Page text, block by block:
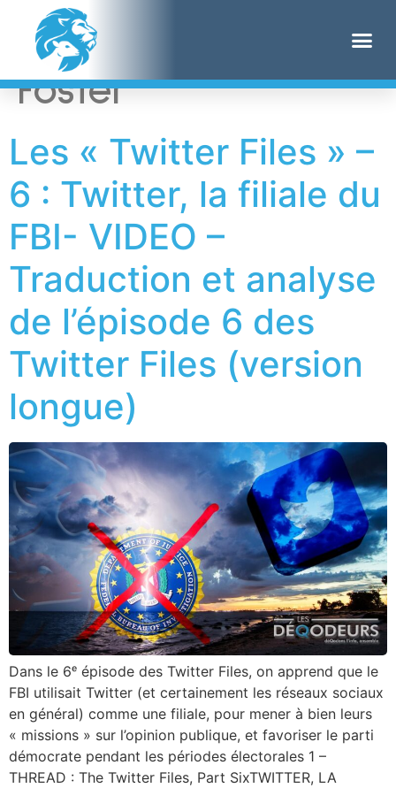
Étiquette :
Foster
Les « Twitter Files » –
6 : Twitter, la filiale du
FBI- VIDEO –
Traduction et analyse
de l’épisode 6 des
Twitter Files (version
longue)
Dans le 6ᵉ épisode des Twitter Files, on apprend que le
FBI utilisait Twitter (et certainement les réseaux sociaux
en général) comme une filiale, pour mener à bien leurs
« missions » sur l’opinion publique, et favoriser le parti
démocrate pendant les périodes électorales 1 –
THREAD : The Twitter Files, Part SixTWITTER, LA